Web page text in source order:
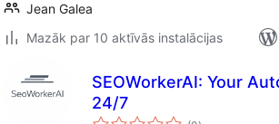
Jean Galea
Mazāk par 10 aktīvās instalācijas
SEOWorkerAI: Your
24/7
vērtējumu